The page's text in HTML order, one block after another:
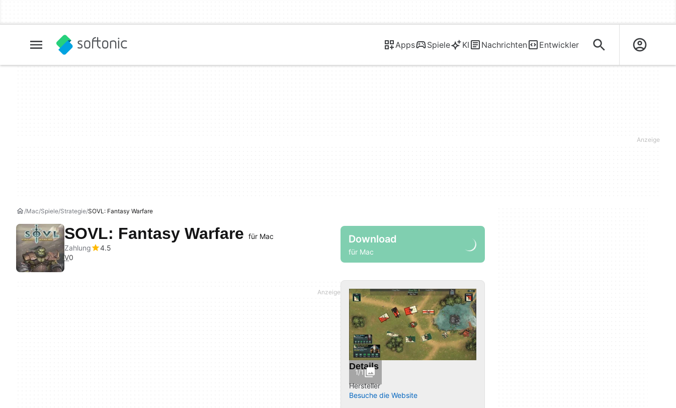
Apps Spiele KI Nachrichten Entwickler
Mac Spiele Strategie SOVL: Fantasy Warfare
SOVL: Fantasy Warfare für Mac
Zahlung
4.5
V0
Download
für Mac
1/1
Details
Hersteller
Besuche die Website